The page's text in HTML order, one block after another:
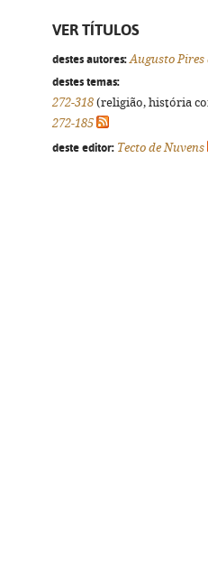
VER TÍTULOS
destes autores: Augusto
destes temas:
272-318 (religião, história
272-185
deste editor: Tecto de Nuvens